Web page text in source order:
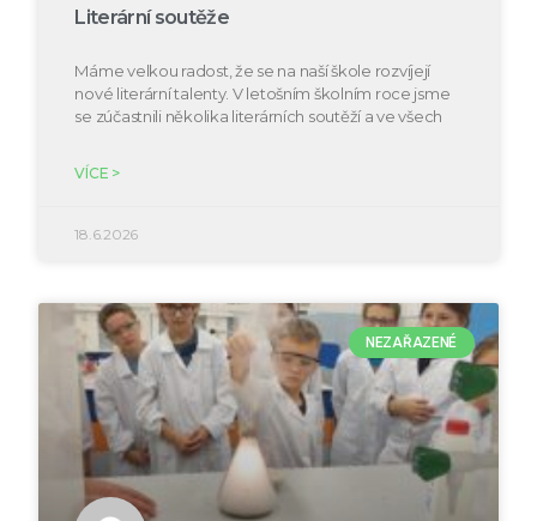
Literární soutěže
Máme velkou radost, že se na naší škole rozvíjejí
nové literární talenty. V letošním školním roce jsme
se zúčastnili několika literárních soutěží a ve všech
VÍCE >
18.6.2026
NEZAŘAZENÉ